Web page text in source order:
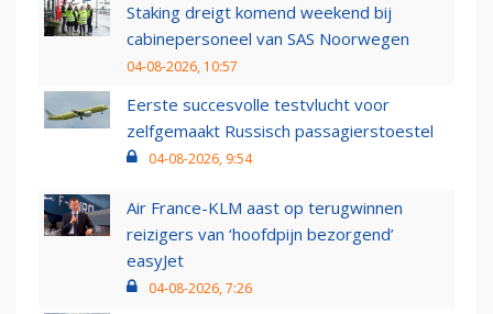
Staking dreigt komend weekend bij
cabinepersoneel van SAS Noorwegen
04-08-2026, 10:57
Eerste succesvolle testvlucht voor
zelfgemaakt Russisch passagierstoestel
04-08-2026, 9:54
Air France-KLM aast op terugwinnen
reizigers van ‘hoofdpijn bezorgend’
easyJet
04-08-2026, 7:26